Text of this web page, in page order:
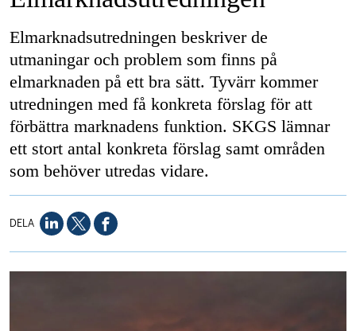
Elmarknadsutredningen beskriver de
utmaningar och problem som finns på
elmarknaden på ett bra sätt. Tyvärr kommer
utredningen med få konkreta förslag för att
förbättra marknadens funktion. SKGS lämnar
ett stort antal konkreta förslag samt områden
som behöver utredas vidare.
DELA